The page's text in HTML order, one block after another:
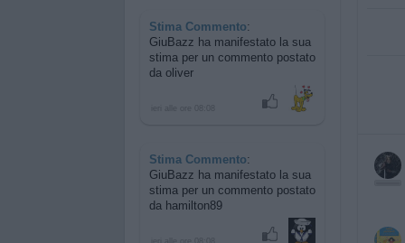
Stima Commento:
GiuBazz ha manifestato la sua
stima per un commento postato
da oliver
Stima Commento:
GiuBazz ha manifestato la sua
stima per un commento postato
da hamilton89